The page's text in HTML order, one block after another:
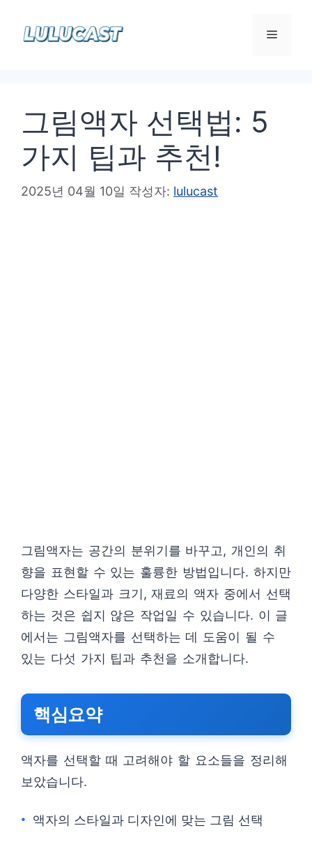
메
그림액자 선택법: 5
가지 팁과 추천!
2025년 04월 10일 작성자: lulucast
그림액자는 공간의 분위기를 바꾸고, 개인의 취
향을 표현할 수 있는 훌륭한 방법입니다. 하지만
다양한 스타일과 크기, 재료의 액자 중에서 선택
하는 것은 쉽지 않은 작업일 수 있습니다. 이 글
에서는 그림액자를 선택하는 데 도움이 될 수
있는 다섯 가지 팁과 추천을 소개합니다.
핵심요약
액자를 선택할 때 고려해야 할 요소들을 정리해
보았습니다.
액자의 스타일과 디자인에 맞는 그림 선택